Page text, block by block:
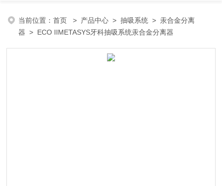
当前位置：首页 > 产品中心 >抽吸系统 > 汞合金分离
器 > ECO IIMETASYS牙科抽吸系统汞合金分离器